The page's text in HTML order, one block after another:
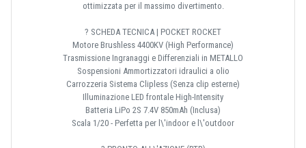
ottimizzata per il massimo divertimento.
? SCHEDA TECNICA | POCKET ROCKET
Motore Brushless 4400KV (High Performance)
Trasmissione Ingranaggi e Differenziali in METALLO
Sospensioni Ammortizzatori idraulici a olio
Carrozzeria Sistema Clipless (Senza clip esterne)
Illuminazione LED frontale High-Intensity
Batteria LiPo 2S 7.4V 850mAh (Inclusa)
Scala 1/20 - Perfetta per l\'indoor e l\'outdoor